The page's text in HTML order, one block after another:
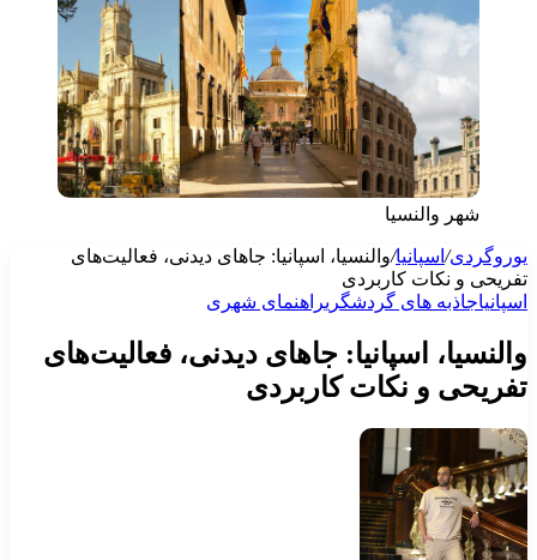
شهر والنسیا
/اسپانیا/والنسیا، اسپانیا: جاهای دیدنی، فعالیت‌های
و نکات کاربردی
جاذبه‌ های گردشگریراهنمای شهری
اسپانیا: جاهای دیدنی، فعالیت‌های
و نکات کاربردی